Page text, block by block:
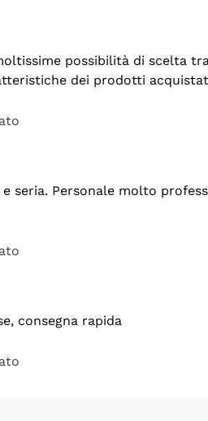
possibilità di scelta
dei prodotti
seria. Personale molto
consegna rapida